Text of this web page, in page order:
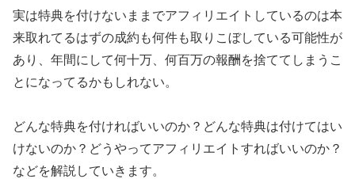
実は特典を付けないままでアフィリエイトしているのは本
来取れてるはずの成約も何件も取りこぼしている可能性が
あり、年間にして何十万、何百万の報酬を捨ててしまうこ
とになってるかもしれない。
どんな特典を付ければいいのか？どんな特典は付けてはい
けないのか？どうやってアフィリエイトすればいいのか？
などを解説していきます。